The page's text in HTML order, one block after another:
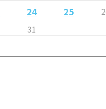
24 25
31